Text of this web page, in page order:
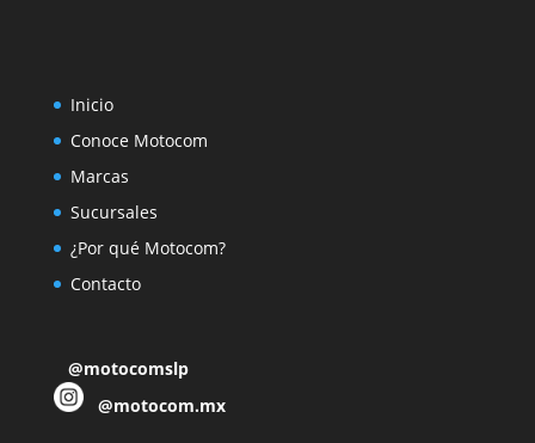
Inicio
Conoce Motocom
Marcas
Sucursales
¿Por qué Motocom?
Contacto
@motocomslp
@motocom.mx